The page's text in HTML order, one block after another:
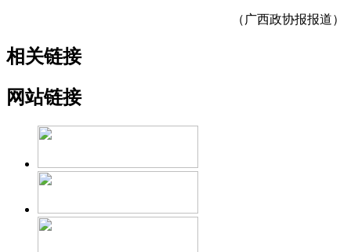
（广西政协报报道）
相关链接
网站链接